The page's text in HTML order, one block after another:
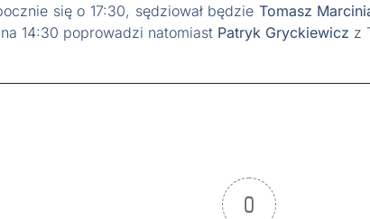
się o 17:30, sędziował będzie Tomasz
14:30 poprowadzi natomiast Patryk Gryckiewicz z
0